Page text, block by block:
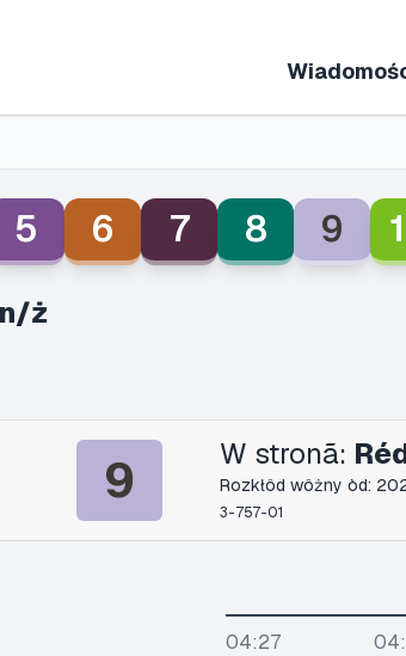
5 6 7 8 9
ż
9 W stronã:
Rozkłôd wôżny òd:
3-757-01
04:27